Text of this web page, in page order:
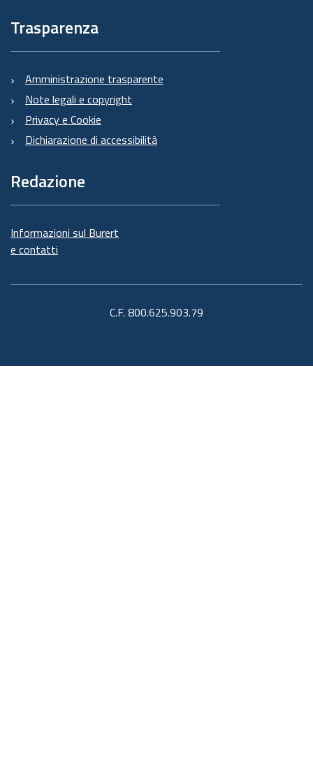
Trasparenza
Amministrazione trasparente
Note legali e copyright
Privacy e Cookie
Dichiarazione di accessibilità
Redazione
Informazioni sul Burert
e contatti
C.F. 800.625.903.79